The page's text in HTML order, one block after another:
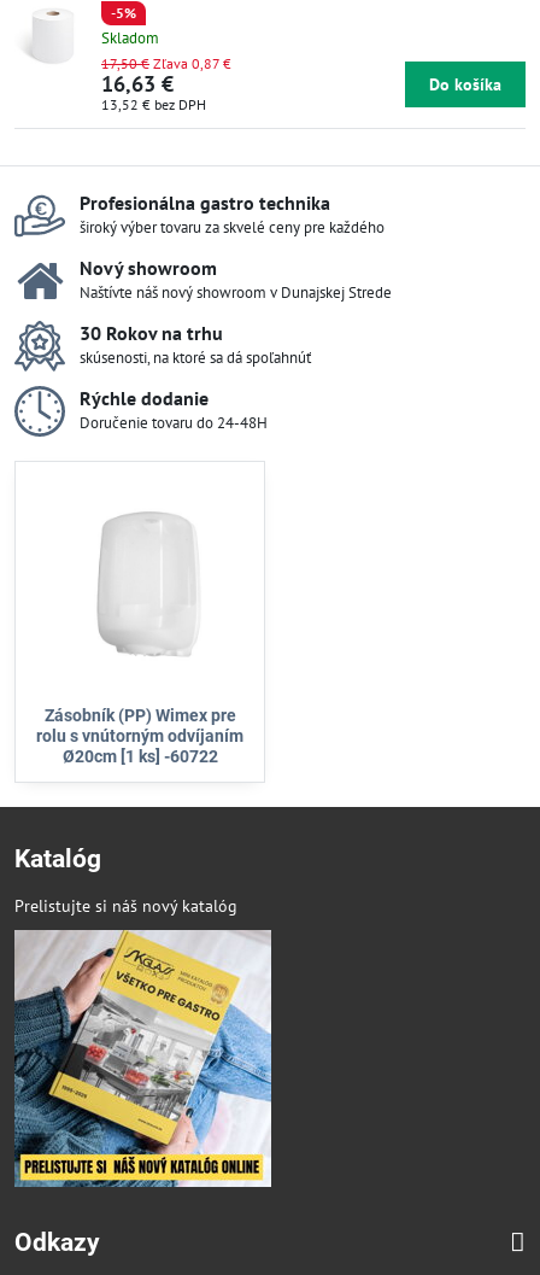
-5%
Skladom
16,63 €
13,52 € bez DPH
17,50 € Zľava 0,87 €
Do košíka
Profesionálna gastro technika
široký výber tovaru za skvelé ceny pre každého
Nový showroom
Naštívte náš nový showroom v Dunajskej Strede
30 Rokov na trhu
skúsenosti, na ktoré sa dá spoľahnúť
Rýchle dodanie
Doručenie tovaru do 24-48H
Zásobník (PP) Wimex pre
rolu s vnútorným odvíjaním
Ø20cm [1 ks] -60722
Katalóg
Prelistujte si náš nový katalóg
Odkazy